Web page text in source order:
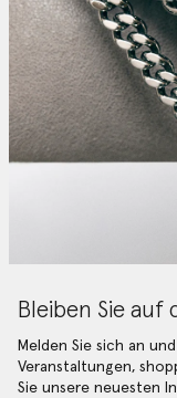
Bleiben Sie auf
Melden Sie sich an
Veranstaltungen,
Sie unsere neuesten